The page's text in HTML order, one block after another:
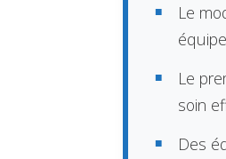
Le
Le
soin
Des